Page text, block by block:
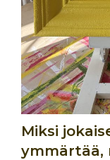
Miksi
ymmärtää,